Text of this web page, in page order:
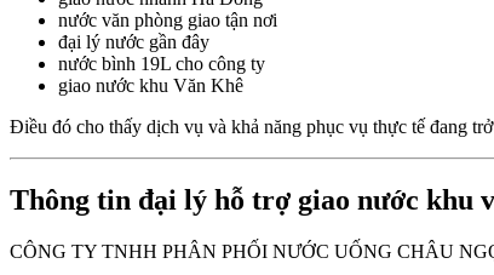
nước văn phòng giao tận nơi
đại lý nước gần đây
nước bình 19L cho công ty
giao nước khu Văn Khê
Điều đó cho thấy dịch vụ và khả năng phục vụ thực tế đang
Thông tin đại lý hỗ trợ giao nước khu
CÔNG TY TNHH PHÂN PHỐI NƯỚC UỐNG CHÂU